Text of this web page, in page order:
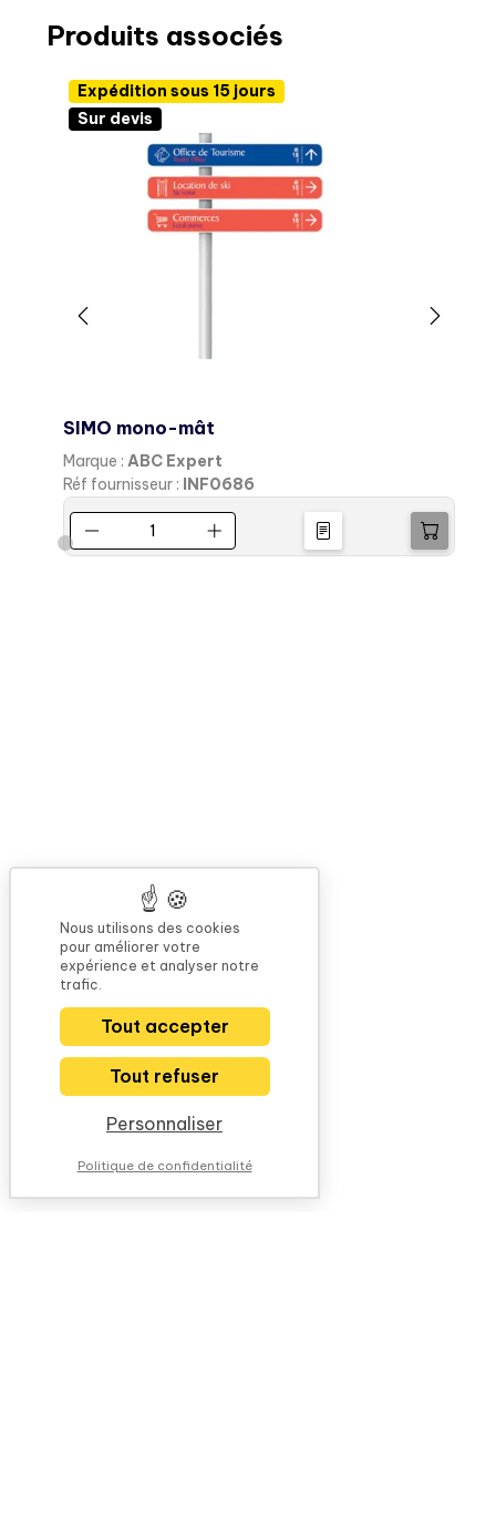
Produits associés
Expédition sous 15 jours
Sur devis
SIMO mono-mât
Marque : ABC Expert
Réf fournisseur : INF0686
Nous utilisons des cookies
pour améliorer votre
expérience et analyser notre
trafic.
Tout accepter
Tout refuser
Personnaliser
Politique de confidentialité